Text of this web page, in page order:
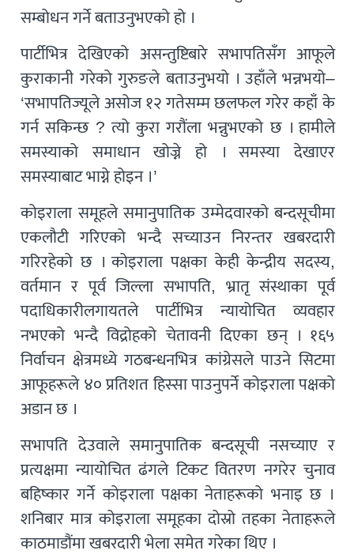
सम्बोधन गर्ने बताउनुभएको हो ।
पार्टीभित्र देखिएको असन्तुष्टिबारे सभापतिसँग आफूले
कुराकानी गरेको गुरुङले बताउनुभयो । उहाँले भन्नभयो–
‘सभापतिज्यूले असोज १२ गतेसम्म छलफल गरेर कहाँ के
गर्न सकिन्छ ? त्यो कुरा गरौंला भन्नुभएको छ । हामीले
समस्याको समाधान खोज्ने हो । समस्या देखाएर
समस्याबाट भाग्ने होइन ।’
कोइराला समूहले समानुपातिक उम्मेदवारको बन्दसूचीमा
एकलौटी गरिएको भन्दै सच्याउन निरन्तर खबरदारी
गरिरहेको छ । कोइराला पक्षका केही केन्द्रीय सदस्य,
वर्तमान र पूर्व जिल्ला सभापति, भ्रातृ संस्थाका पूर्व
पदाधिकारीलगायतले पार्टीभित्र न्यायोचित व्यवहार
नभएको भन्दै विद्रोहको चेतावनी दिएका छन् । १६५
निर्वाचन क्षेत्रमध्ये गठबन्धनभित्र कांग्रेसले पाउने सिटमा
आफूहरूले ४० प्रतिशत हिस्सा पाउनुपर्ने कोइराला पक्षको
अडान छ ।
सभापति देउवाले समानुपातिक बन्दसूची नसच्याए र
प्रत्यक्षमा न्यायोचित ढंगले टिकट वितरण नगरेर चुनाव
बहिष्कार गर्ने कोइराला पक्षका नेताहरूको भनाइ छ ।
शनिबार मात्र कोइराला समूहका दोस्रो तहका नेताहरूले
काठमाडौंमा खबरदारी भेला समेत गरेका थिए ।